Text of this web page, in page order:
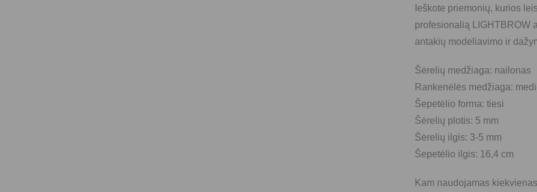
Ieškote priemonių, kurios
profesionalią LIGHTBROW
antakių modeliavimo ir
Šėrelių medžiaga: nailonas
Rankenėlės medžiaga:
Šepetėlio forma: tiesi
Šėrelių plotis: 5 mm
Šėrelių ilgis: 3-5 mm
Šepetėlio ilgis: 16,4 cm
Kam naudojamas